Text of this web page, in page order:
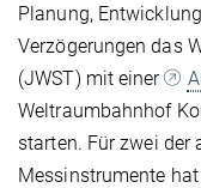
Planung,
Verzögerungen das
(JWST) mit einer
Weltraumbahnhof
starten. Für zwei der
Messinstrumente